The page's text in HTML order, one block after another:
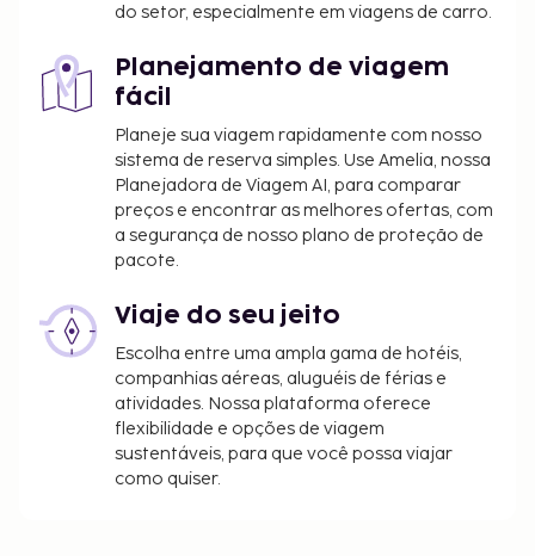
do setor, especialmente em viagens de carro.
Planejamento de viagem
fácil
Planeje sua viagem rapidamente com nosso
sistema de reserva simples. Use Amelia, nossa
Planejadora de Viagem AI, para comparar
preços e encontrar as melhores ofertas, com
a segurança de nosso plano de proteção de
pacote.
Viaje do seu jeito
Escolha entre uma ampla gama de hotéis,
companhias aéreas, aluguéis de férias e
atividades. Nossa plataforma oferece
flexibilidade e opções de viagem
sustentáveis, para que você possa viajar
como quiser.